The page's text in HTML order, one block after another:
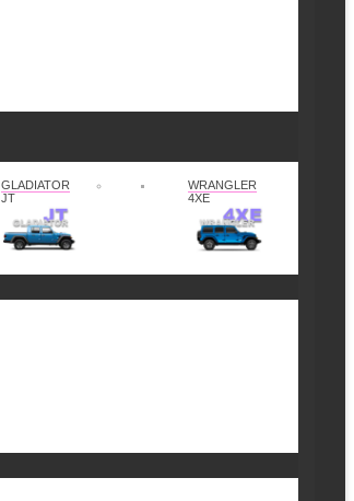
GLADIATOR
JT
WRANGLER
4XE